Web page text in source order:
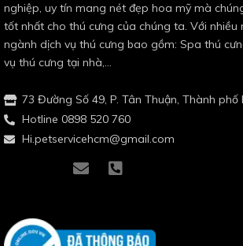
nghiệp, uy tín mang nét đẹp hoa mỹ mà
tốt nhất cho thú cưng của chúng ta. Với nhiều
ngành dịch vụ thú cưng bao gồm: Spa thú
vụ thú cưng tại nhà,…
73 Đường Số 49, P. Tân Thuận, Thành phố
Hotline 0898 520 760
Hi.petservicehcm@gmail.com
-
-
E
l
P
e